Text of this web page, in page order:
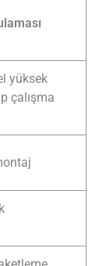
yüksek
çalışma